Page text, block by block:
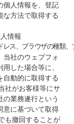
個人情報を、登記
な方法で取得する
情報
ス、ブラウザの種類
当社のウェブフォ
した場合等に、
自動的に取得する
社がお客様等にサ
業務遂行という
意に基づいて取得
も撤回することが